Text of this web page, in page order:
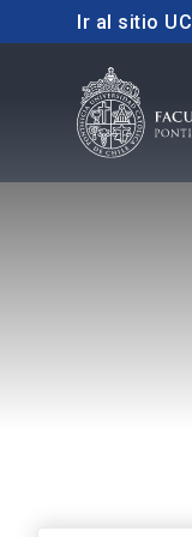
Ir al sitio UC